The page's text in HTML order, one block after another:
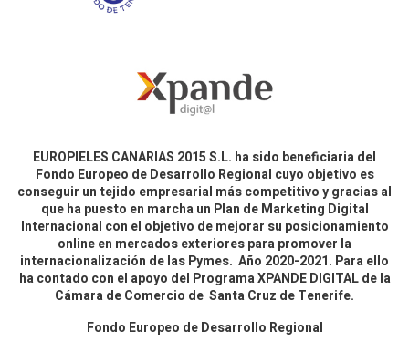
EUROPIELES CANARIAS 2015 S.L. ha sido beneficiaria del
Fondo Europeo de Desarrollo Regional cuyo objetivo es
conseguir un tejido empresarial más competitivo y gracias al
que ha puesto en marcha un Plan de Marketing Digital
Internacional con el objetivo de mejorar su posicionamiento
online en mercados exteriores para promover la
internacionalización de las Pymes. Año 2020-2021. Para ello
ha contado con el apoyo del Programa XPANDE DIGITAL de la
Cámara de Comercio de Santa Cruz de Tenerife.
Fondo Europeo de Desarrollo Regional